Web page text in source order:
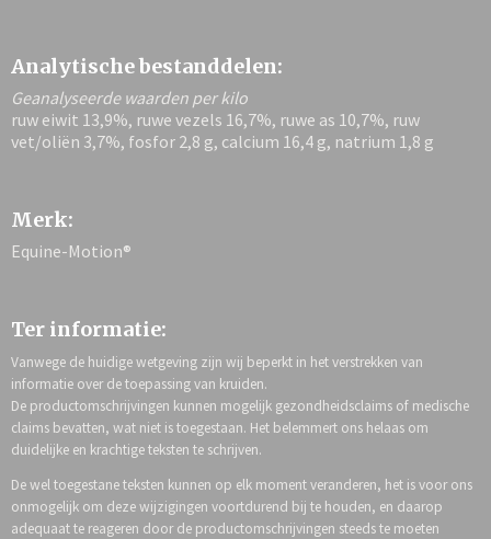
Analytische bestanddelen:
Geanalyseerde waarden per kilo
ruw eiwit 13,9%, ruwe vezels 16,7%, ruwe as 10,7%, ruw
vet/oliën 3,7%, fosfor 2,8 g, calcium 16,4 g, natrium 1,8 g
Merk:
Equine-Motion®
Ter informatie:
Vanwege de huidige wetgeving zijn wij beperkt in het verstrekken van
informatie over de toepassing van kruiden.
De productomschrijvingen kunnen mogelijk gezondheidsclaims of medische
claims bevatten, wat niet is toegestaan. Het belemmert ons helaas om
duidelijke en krachtige teksten te schrijven.
De wel toegestane teksten kunnen op elk moment veranderen, het is voor ons
onmogelijk om deze wijzigingen voortdurend bij te houden, en daarop
adequaat te reageren door de productomschrijvingen steeds te moeten